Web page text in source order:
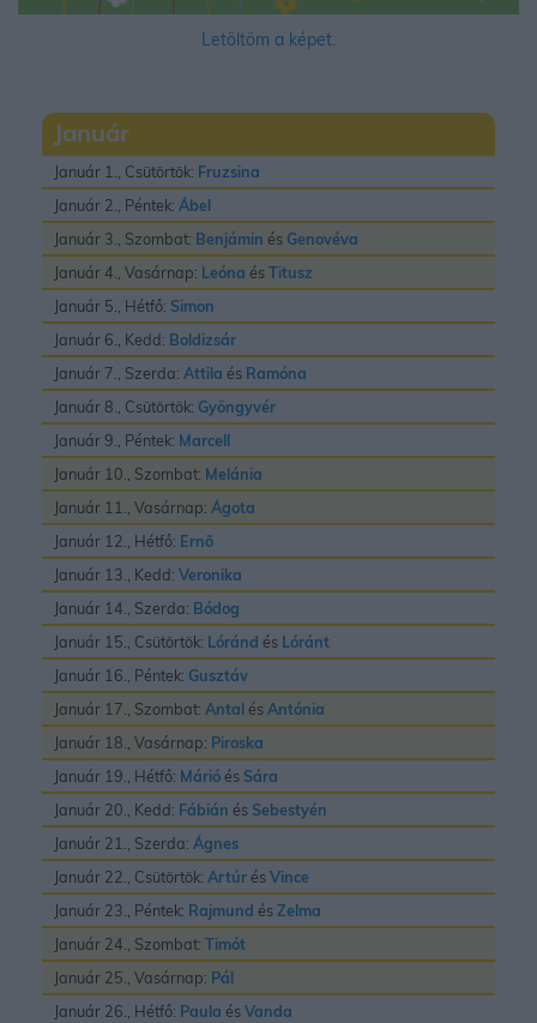
Letöltöm a képet.
Január
Január 1., Csütörtök: Fruzsina
Január 2., Péntek: Ábel
Január 3., Szombat: Benjámin és Genovéva
Január 4., Vasárnap: Leóna ésTitusz
Január 5., Hétfő: Simon
Január 6., Kedd: Boldizsár
Január 7., Szerda: Attila és Ramóna
Január 8., Csütörtök: Gyöngyvér
Január 9., Péntek: Marcell
Január 10., Szombat: Melánia
Január 11., Vasárnap: Ágota
Január 12., Hétfő: Ernõ
Január 13., Kedd: Veronika
Január 14., Szerda: Bódog
Január 15., Csütörtök: Lóránd és Lóránt
Január 16., Péntek: Gusztáv
Január 17., Szombat: Antal ésAntónia
Január 18., Vasárnap: Piroska
Január 19., Hétfő: Márió és Sára
Január 20., Kedd: Fábián és Sebestyén
Január 21., Szerda: Ágnes
Január 22., Csütörtök: Artúr ésVince
Január 23., Péntek: Rajmund ésZelma
Január 24., Szombat: Timót
Január 25., Vasárnap: Pál
Január 26., Hétfő: Paula ésVanda